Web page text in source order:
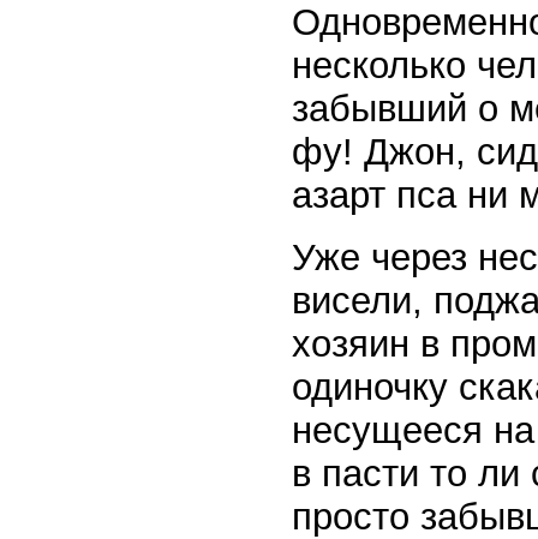
несколько
забывший о
фу! Джон,
азарт пса ни
Уже через
висели,
хозяин в
одиночку
несущееся
в пасти то
просто